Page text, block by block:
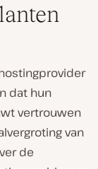
dat hun
vertrouwen
van
de